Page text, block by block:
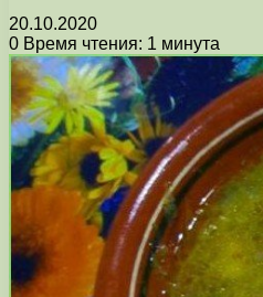
20.10.2020
0 Время чтения: 1 минута